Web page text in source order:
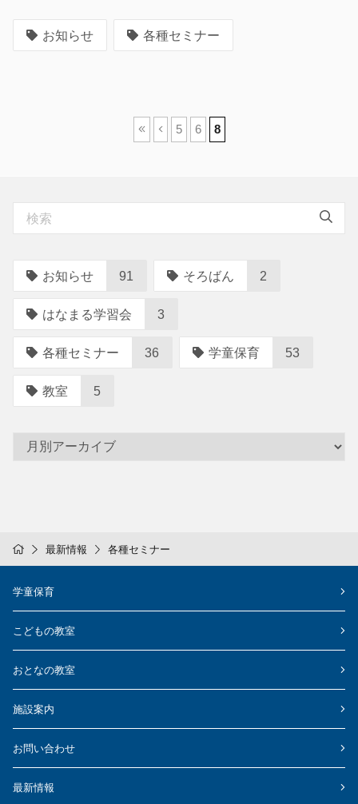
お知らせ 各種セミナー
ナ
ビ
ー
シ
ョ
ン
5 6 8
お知らせ 91 そろばん 2
はなまる学習会 3
各種セミナー 36 学童保育 53
教室 5
最新情報 各種セミナー
学童保育
こどもの教室
おとなの教室
施設案内
お問い合わせ
最新情報